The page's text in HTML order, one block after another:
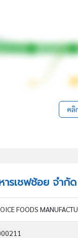
คลิ
รเชฟช้อย จำกัด
FOODS